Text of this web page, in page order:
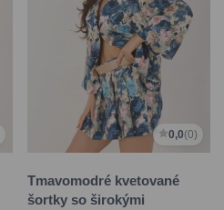
0,0(0)
Tmavomodré kvetované
šortky so širokými